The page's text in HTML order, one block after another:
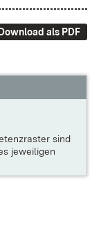
Download als PDF
sind
jeweiligen